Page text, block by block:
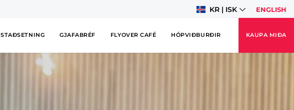
KR | ISK ENGLISH
STAÐSETNING GJAFABRÉF FLYOVER CAFÉ HÓPVIÐBURÐIR KAUPA MIÐA